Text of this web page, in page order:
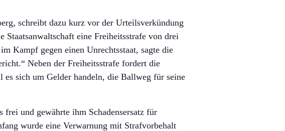
schreibt dazu kurz vor der Urteilsverkündung
eine Freiheitsstrafe von drei
Kampf gegen einen Unrechtsstaat, sagte die
Neben der Freiheitsstrafe fordert die
sich um Gelder handeln, die Ballweg für seine
und gewährte ihm Schadensersatz für
wurde eine Verwarnung mit Strafvorbehalt